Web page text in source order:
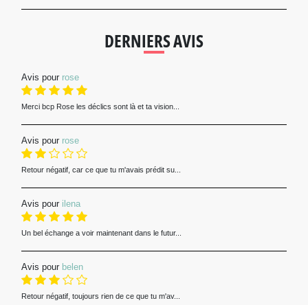
DERNIERS AVIS
Avis pour rose
Merci bcp Rose les déclics sont là et ta vision...
Avis pour rose
Retour négatif, car ce que tu m'avais prédit su...
Avis pour ilena
Un bel échange a voir maintenant dans le futur...
Avis pour belen
Retour négatif, toujours rien de ce que tu m'av...